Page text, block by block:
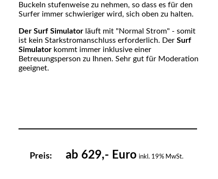
Buckeln stufenweise zu nehmen, so dass es für den
Surfer immer schwieriger wird, sich oben zu halten.
Der Surf Simulatorläuft mit "Normal Strom" - somit
ist kein Starkstromanschluss erforderlich. Der Surf
Simulatorkommt immer inklusive einer
Betreuungsperson zu Ihnen. Sehr gut für Moderation
geeignet.
Preis: ab 629,- Euro inkl. 19% MwSt.